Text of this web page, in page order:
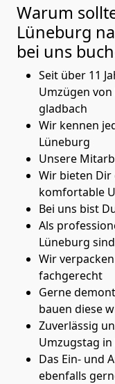
Warum
Lüneburg
bei uns
Seit über 11
Umzügen
gladbach
Wir kennen
Lüneburg
Unsere
Wir bieten Dir
komfortable
Bei uns bist
Als
Lüneburg
Wir
fachgerecht
Gerne
bauen diese
Zuverlässig
Umzugstag
Das Ein- und
ebenfalls